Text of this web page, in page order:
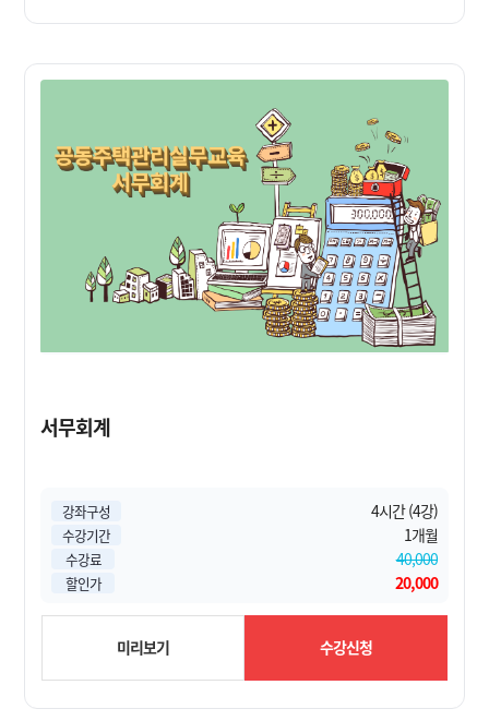
서무회계
강좌구성 4시간 (4강)
수강기간 1개월
수강료 40,000
할인가 20,000
미리보기 수강신청